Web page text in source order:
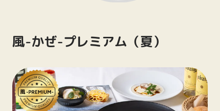
風-かぜ-プレミアム（夏）